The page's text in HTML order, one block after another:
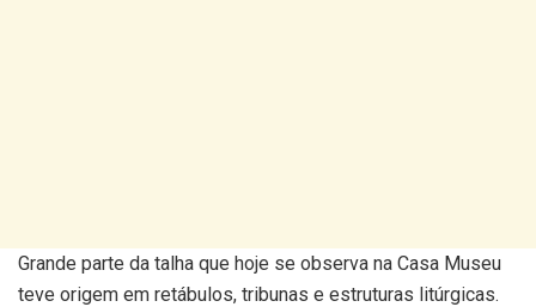
Grande parte da talha que hoje se observa na Casa Museu
teve origem em retábulos, tribunas e estruturas litúrgicas.